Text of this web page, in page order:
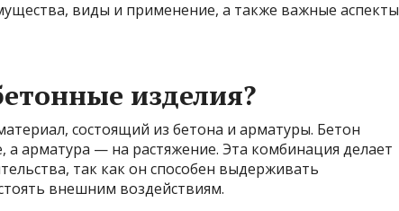
виды и применение, а также важные аспекты
изделия?
состоящий из бетона и арматуры. Бетон
а арматура — на растяжение. Эта комбинация делает
так как он способен выдерживать
внешним воздействиям.